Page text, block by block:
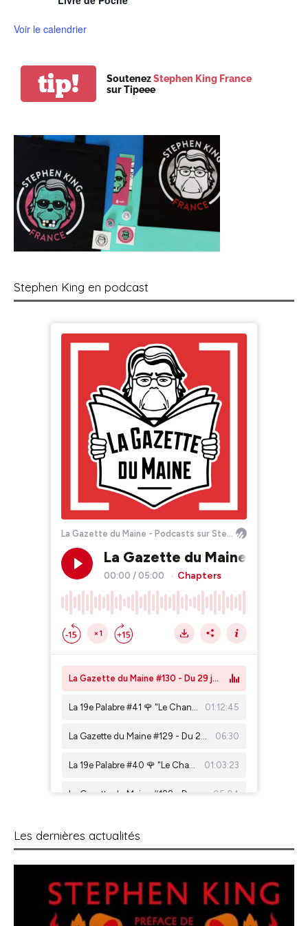
Voir le calendrier
tip! SoutenezStephen King France
sur Tipeee
Stephen King en podcast
Les dernières actualités